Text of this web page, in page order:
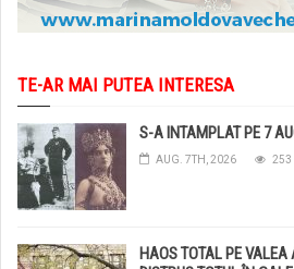
TE-AR MAI PUTEA INTERESA
S-A INTAMPLAT PE 7
AUG. 7TH, 2026 253
HAOS TOTAL PE